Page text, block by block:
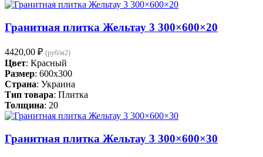
Гранитная плитка Жельтау 3 300×600×20
4420,00 ₽ (руб/м2)
Цвет: Красный
Размер: 600x300
Страна: Украина
Тип товара: Плитка
Толщина: 20
Гранитная плитка Жельтау 3 300×600×30